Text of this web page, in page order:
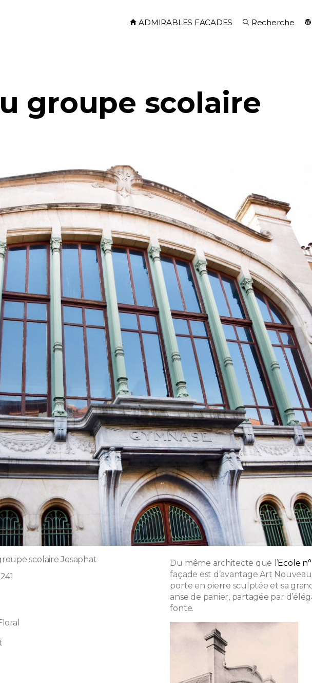
ADMIRABLES FACADES Recherche
groupe scolaire
scolaire Josaphat
Du même architecte que l’Ecole
façade est d’avantage Art
porte en pierre sculptée et sa
anse de panier, partagée par
fonte.